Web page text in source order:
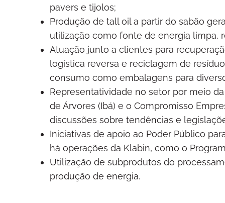
pavers e tijolos;
Produção de tall oil a partir do sabão
utilização como fonte de energia
Atuação junto a clientes para
logística reversa e reciclagem de
consumo como embalagens para
Representatividade no setor por meio
de Árvores (Ibá) e o Compromisso
discussões sobre tendências e
Iniciativas de apoio ao Poder Público
há operações da Klabin, como o
Utilização de subprodutos do
produção de energia.